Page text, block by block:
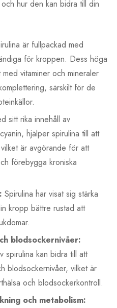
hur den kan bidra till din
är fullpackad med
för kroppen. Dess höga
vitaminer och mineraler
särskilt för de
sitt rika innehåll av
hjälper spirulina till att
är avgörande för att
förebygga kroniska
Spirulina har visat sig stärka
kropp bättre rustad att
blodsockernivåer:
spirulina kan bidra till att
blodsockernivåer, vilket är
och blodsockerkontroll.
och metabolism: